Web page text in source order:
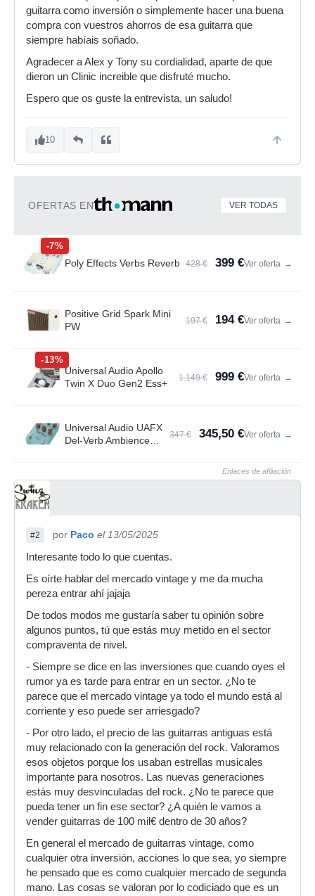
guitarra como inversión o simplemente hacer una buena
compra con vuestros ahorros de esa guitarra que
siempre habíais soñado.
Agradecer a Alex y Tony su cordialidad, aparte de que
dieron un Clinic increible que disfruté mucho.
Espero que os guste la entrevista, un saludo!
10
OFERTAS EN VER TODAS
-7%
Poly Effects Verbs Reverb 428 € 399 €Ver oferta →
Positive Grid Spark Mini
PW
197 € 194 €Ver oferta →
-13%
Universal Audio Apollo
Twin X Duo Gen2 Ess+
1.149 € 999 €Ver oferta →
Universal Audio UAFX
Del-Verb Ambience
347 € 345,50 €Ver oferta →
Enlaces de afiliación
#2 por Paco el 13/05/2025
Interesante todo lo que cuentas.
Es oírte hablar del mercado vintage y me da mucha
pereza entrar ahí jajaja
De todos modos me gustaría saber tu opinión sobre
algunos puntos, tú que estás muy metido en el sector
compraventa de nivel.
- Siempre se dice en las inversiones que cuando oyes el
rumor ya es tarde para entrar en un sector. ¿No te
parece que el mercado vintage ya todo el mundo está al
corriente y eso puede ser arriesgado?
- Por otro lado, el precio de las guitarras antiguas está
muy relacionado con la generación del rock. Valoramos
esos objetos porque los usaban estrellas musicales
importante para nosotros. Las nuevas generaciones
estás muy desvinculadas del rock. ¿No te parece que
pueda tener un fin ese sector? ¿A quién le vamos a
vender guitarras de 100 mil€ dentro de 30 años?
En general el mercado de guitarras vintage, como
cualquier otra inversión, acciones lo que sea, yo siempre
he pensado que es como cualquier mercado de segunda
mano. Las cosas se valoran por lo codiciado que es un